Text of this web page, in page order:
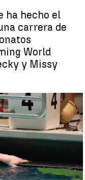
ha hecho el
carrera de
World
y Missy
que ha generado
dominio |Getty